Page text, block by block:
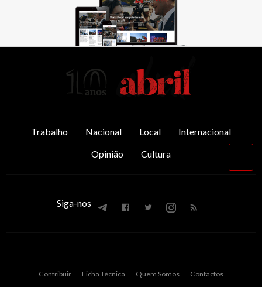
Trabalho Nacional Local
Internacional
Opinião
Cultura
Siga-nos
Contribuir Ficha Técnica Quem Somos Contactos